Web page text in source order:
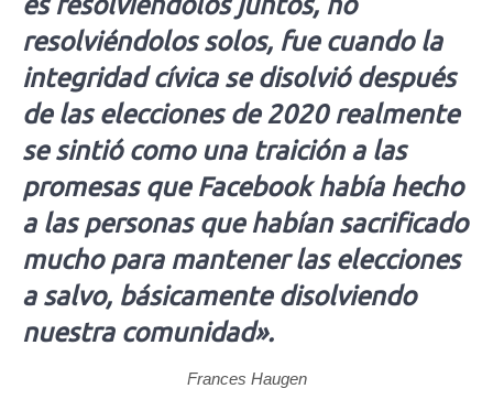
resolviéndolos solos, fue cuando la
integridad cívica se disolvió después
de las elecciones de 2020 realmente
se sintió como una traición a las
promesas que Facebook había hecho
a las personas que habían sacrificado
mucho para mantener las elecciones
a salvo, básicamente disolviendo
nuestra comunidad».
Frances Haugen